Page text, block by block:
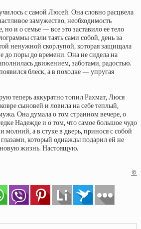
с самой Люсей. Она словно расцвела
замужество, необходимость
но и о семье — все это заставило ее тело
стали таять сами собой, день за
ненужной скорлупой, которая защищала
до поры до времени. Она не сидела на
движением, заботами, радостью.
блеск, а в походке — упругая
теперь аккуратно топил Рахмат, Люся
сыновей и ловила на себе теплый,
Она думала о том странном вечере, о
Надежде и о том, что самое большое чудо
молний, а в стуке в дверь, принося с собой
который однажды подарил ей не
жизнь. Настоящую.
©